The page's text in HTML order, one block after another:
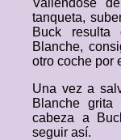
Valiéndose
tanqueta,
Buck resulta
Blanche,
otro coche por
Una vez a
Blanche grita
cabeza a
seguir así.